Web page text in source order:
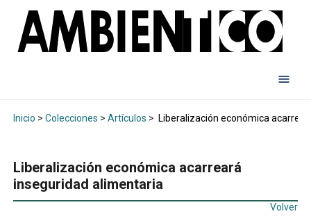
Inicio > Colecciones > Artículos > Liberalización económica
Liberalización económica acarreará
inseguridad alimentaria
Volver